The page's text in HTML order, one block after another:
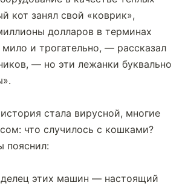
кот занял свой «коврик»,
долларов в терминах
и трогательно, — рассказал
— но эти лежанки буквально
стала вирусной, многие
что случилось с кошками?
пояснил:
этих машин — настоящий